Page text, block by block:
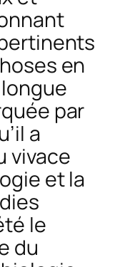
en
par
a
vivace
et la
le
du